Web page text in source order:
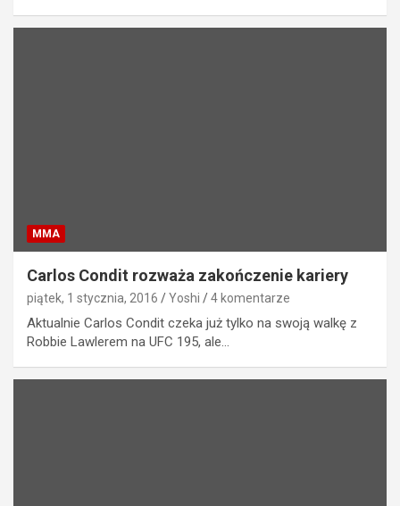
MMA
Carlos Condit rozważa zakończenie kariery
piątek, 1 stycznia, 2016 Yoshi 4 komentarze
Aktualnie Carlos Condit czeka już tylko na swoją walkę z
Robbie Lawlerem na UFC 195, ale…